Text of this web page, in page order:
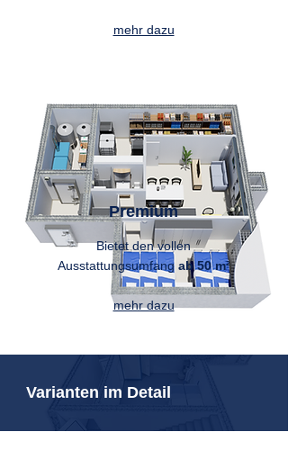
mehr dazu
Premium
Bietet den vollen
Ausstattungsumfang ab 50 m²
mehr dazu
Varianten im Detail